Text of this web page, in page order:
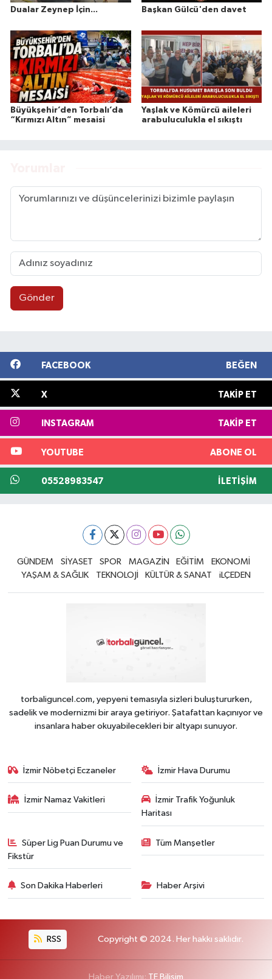
Dualar Zeynep İçin... Başkan Gülcü'den davet
Büyükşehir’den Torbalı’da
“Kırmızı Altın” mesaisi
Yaşlak ve Kömürcü aileleri
arabuluculukla el sıkıştı
Gönder
FACEBOOK BEĞEN
X TAKIP ET
INSTAGRAM TAKIP ET
YOUTUBE ABONE OL
05528983547 İLETIŞIM
GÜNDEM SİYASET SPOR MAGAZİN EĞİTİM
EKONOMİ
YAŞAM & SAĞLIK
TEKNOLOJİ KÜLTÜR & SANAT iLÇEDEN
torbaliguncel.com, yepyeni temasıyla sizleri buluştururken,
sadelik ve modernizmi bir araya getiriyor. Şatafattan kaçınıyor ve
insanlara haber okuyabilecekleri bir altyapı sunuyor.
İzmir Nöbetçi Eczaneler İzmir Hava Durumu
İzmir Namaz Vakitleri
İzmir Trafik Yoğunluk
Haritası
Süper Lig Puan Durumu ve
Fikstür
Tüm Manşetler
Son Dakika Haberleri Haber Arşivi
RSS Copyright © 2024. Her hakkı saklıdır.
Haber Yazılımı: TE Bilişim